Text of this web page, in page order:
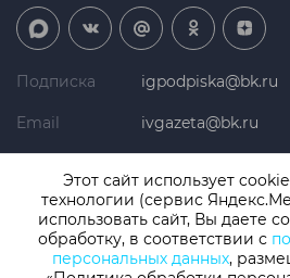
Подписка igpodpiska@bk.ru
Email ivgazeta@bk.ru
Телефон +7 (4932) 41-94-81
Этот сайт использует
технологии (сервис
использовать сайт, Вы даете
обработку, в соответствии с
персональных данных,